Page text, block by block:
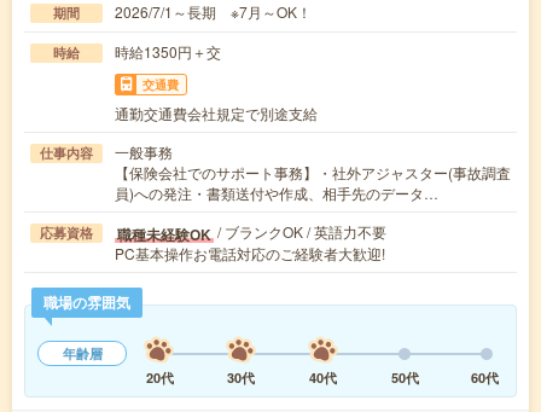
期間 2026/7/1～長期 ※7月～OK！
時給 時給1350円＋交
交通費
通勤交通費会社規定で別途支給
仕事内容
一般事務
【保険会社でのサポート事務】・社外アジャスター(事故調査
員)への発注・書類送付や作成、相手先のデータ…
応募資格 職種未経験OK / ブランクOK / 英語力不要
PC基本操作お電話対応のご経験者大歓迎!
職場の雰囲気
年齢層
20代
30代 40代 50代 60代